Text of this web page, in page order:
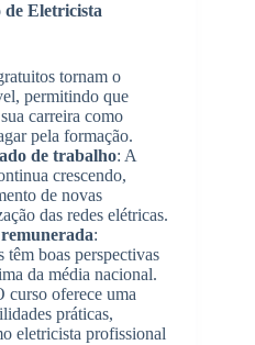
Eletricista
tornam o
permitindo que
carreira como
pela formação.
de trabalho: A
crescendo,
de novas
das redes elétricas.
:
boas perspectivas
da média nacional.
curso oferece uma
práticas,
eletricista profissional